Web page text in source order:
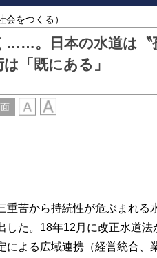
をつくる）
……。日本の水道は〝
「既にある」
苦から持続性が危ぶまれる
した。18年12月に改正水道法
よる広域連携（経営統合、